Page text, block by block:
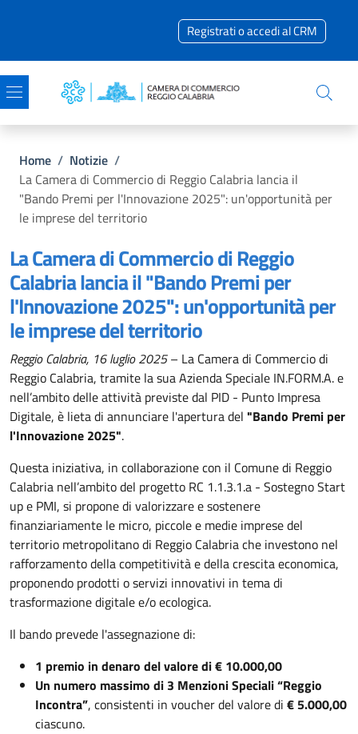
Registrati o accedi al CRM
Briciole di pane
Home / Notizie /
La Camera di Commercio di Reggio Calabria lancia il
"Bando Premi per l'Innovazione 2025": un'opportunità per
le imprese del territorio
La Camera di Commercio di Reggio
Calabria lancia il "Bando Premi per
l'Innovazione 2025": un'opportunità per
le imprese del territorio
Reggio Calabria, 16 luglio 2025– La Camera di Commercio di
Reggio Calabria, tramite la sua Azienda Speciale IN.FORM.A. e
nell’ambito delle attività previste dal PID - Punto Impresa
Digitale, è lieta di annunciare l'apertura del "Bando Premi per
l'Innovazione 2025".
Questa iniziativa, in collaborazione con il Comune di Reggio
Calabria nell’ambito del progetto RC 1.1.3.1.a - Sostegno Start
up e PMI, si propone di valorizzare e sostenere
finanziariamente le micro, piccole e medie imprese del
territorio metropolitano di Reggio Calabria che investono nel
rafforzamento della competitività e della crescita economica,
proponendo prodotti o servizi innovativi in tema di
trasformazione digitale e/o ecologica.
Il bando prevede l'assegnazione di:
1 premio in denaro del valore di € 10.000,00
Un numero massimo di 3 Menzioni Speciali “Reggio
Incontra”, consistenti in voucher del valore di € 5.000,00
ciascuno.